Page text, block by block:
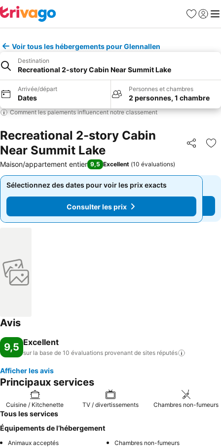
Favoris
Se
Voir tous les hébergements pour Glennallen
Destination
Recreational 2-story Cabin Near Summit Lake
Arrivée/départ
Dates
Personnes et chambres
2 personnes, 1 chambre
Comment les paiements influencent notre classement
Recreational 2-story Cabin
Near Summit Lake
Partager
Maison/appartement entier 9,5 Excellent (10 évaluations)
Sélectionnez des dates pour voir les prix exacts
Consulter les prix
Sélectionnez des dates pour voir les prix exacts
Consulter les prix
Avis
9,5 Excellent
sur la base de 10 évaluations provenant de sites réputés
Afficher les avis
Principaux services
Cuisine / Kitchenette TV / divertissements Chambres non-fumeurs
Tous les services
Équipements de l’hébergement
Animaux acceptés Chambres non-fumeurs